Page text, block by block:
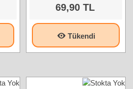
69,90 TL
Tükendi